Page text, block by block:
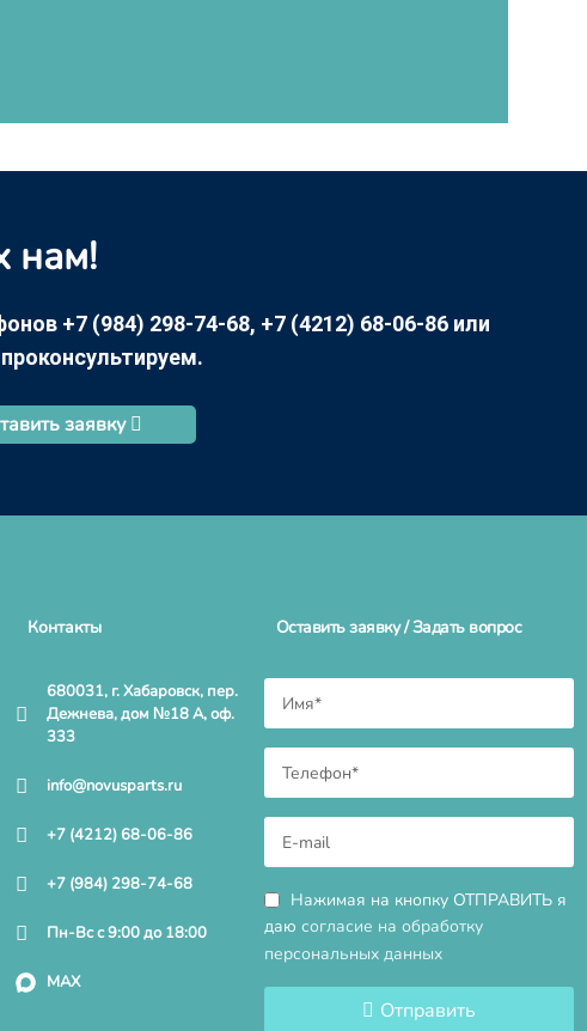
нам!
+7 (984) 298-74-68, +7 (4212) 68-06-86 или
заявку
Контакты
680031, г. Хабаровск, пер.
Дежнева, дом №18 А, оф.
333
info@novusparts.ru
+7 (4212) 68-06-86
+7 (984) 298-74-68
Пн-Вс с 9:00 до 18:00
MAX
Оставить заявку / Задать вопрос
Нажимая на кнопку ОТПРАВИТЬ я
даю согласие на обработку
персональных данных
Отправить